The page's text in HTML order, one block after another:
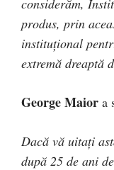
considerăm,
produs, prin
instituțional
extremă dreaptă
George Maior a
Dacă vă uitați
după 25 de ani